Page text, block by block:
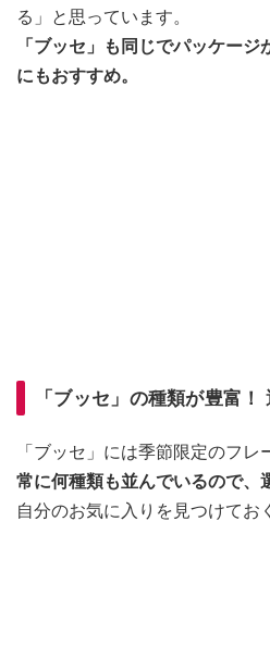
る」と思っています。
「ブッセ」も同じでパッケー
にもおすすめ。
「ブッセ」の種類が豊富
「ブッセ」には季節限定のフレ
常に何種類も並んでいるので、
自分のお気に入りを見つけてお